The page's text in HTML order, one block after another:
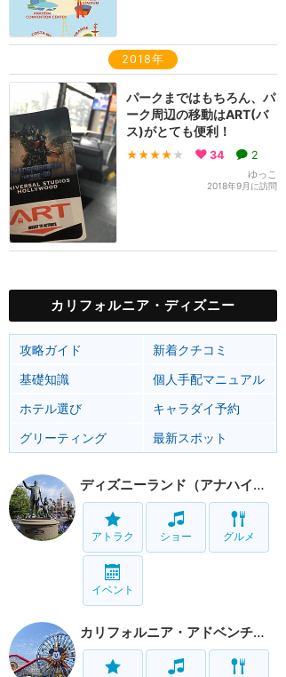
2018年
パークまではもちろん、パ
ーク周辺の移動はART(バ
ス)がとても便利！
★★★★ ★ 34 2
ゆっこ
2018年9月に訪問
カリフォルニア・ディズニー
攻略ガイド
新着クチコミ
基礎知識
個人手配マニュアル
ホテル選び
キャラダイ予約
グリーティング
最新スポット
ディズニーランド（アナハイム）
アトラク ショー グルメ
イベント
カリフォルニア・アドベンチャー